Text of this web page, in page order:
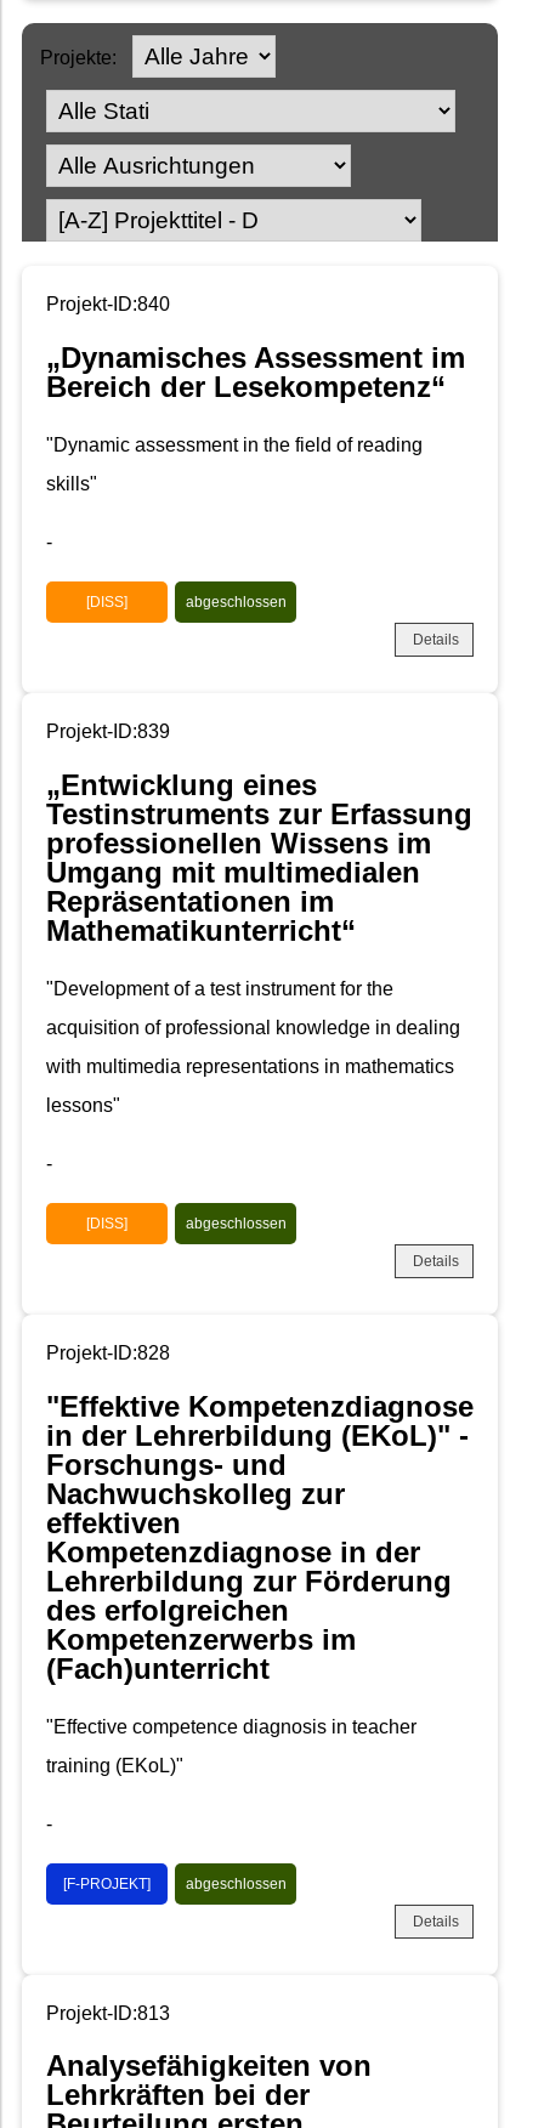
Projekte:
Projekt-ID:840
„Dynamisches Assessment im
Bereich der Lesekompetenz“
"Dynamic assessment in the field of reading
skills"
-
[DISS] abgeschlossen
Details
Projekt-ID:839
„Entwicklung eines
Testinstruments zur Erfassung
professionellen Wissens im
Umgang mit multimedialen
Repräsentationen im
Mathematikunterricht“
"Development of a test instrument for the
acquisition of professional knowledge in dealing
with multimedia representations in mathematics
lessons"
-
[DISS] abgeschlossen
Details
Projekt-ID:828
"Effektive Kompetenzdiagnose
in der Lehrerbildung (EKoL)" -
Forschungs- und
Nachwuchskolleg zur
effektiven
Kompetenzdiagnose in der
Lehrerbildung zur Förderung
des erfolgreichen
Kompetenzerwerbs im
(Fach)unterricht
"Effective competence diagnosis in teacher
training (EKoL)"
-
[F-PROJEKT] abgeschlossen
Details
Projekt-ID:813
Analysefähigkeiten von
Lehrkräften bei der